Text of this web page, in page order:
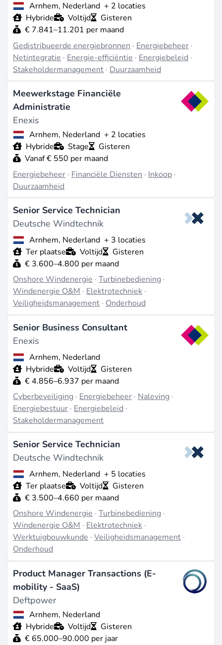
Arnhem, Nederland + 2 locaties
Hybride
Voltijd
Gisteren
€ 7.841–11.201 per maand
Gedistribueerde energiebronnen · Energiebeheer ·
Netintegratie · Energie-efficiëntie · Energiebeleid ·
Stakeholdermanagement · Duurzaamheid
Meewerkstage Financiële
Administratie
Enexis
Arnhem, Nederland + 2 locaties
Hybride
Stage
Gisteren
Vanaf € 550 per maand
Energiebeheer · Financiële Diensten · Inkoop ·
Duurzaamheid
Senior Service Technician
Deutsche Windtechnik
Arnhem, Nederland + 3 locaties
Ter plaatse
Voltijd
Gisteren
€ 3.600–4.800 per maand
Onshore Windenergie ·Turbinebediening ·
Windenergie O&M · Elektrotechniek ·
Veiligheidsmanagement · Onderhoud
Senior Business Consultant
Enexis
Arnhem, Nederland
Hybride
Voltijd
Gisteren
€ 4.856–6.937 per maand
Cyberbeveiliging · Energiebeheer · Naleving ·
Energiebestuur · Energiebeleid ·
Stakeholdermanagement
Senior Service Technician
Deutsche Windtechnik
Arnhem, Nederland + 5 locaties
Ter plaatse
Voltijd
Gisteren
€ 3.500–4.660 per maand
Onshore Windenergie·Turbinebediening ·
Windenergie O&M·Elektrotechniek·
Werktuigbouwkunde·Veiligheidsmanagement·
Onderhoud
Product Manager Transactions (E-
mobility - SaaS)
Deftpower
Arnhem, Nederland
Hybride
Voltijd
Gisteren
€ 65.000–90.000 per jaar